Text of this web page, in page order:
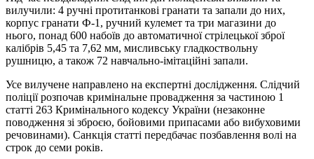
вилучили: 4 ручні протитанкові гранати та запали до них,
корпус гранати Ф-1, ручний кулемет та три магазини до
нього, понад 600 набоїв до автоматичної стрілецької зброї
калібрів 5,45 та 7,62 мм, мисливську гладкоствольну
рушницю, а також 72 навчально-імітаційні запали.
Усе вилучене направлено на експертні дослідження. Слідчий
поліції розпочав кримінальне провадження за частиною 1
статті 263 Кримінального кодексу України (незаконне
поводження зі зброєю, бойовими припасами або вибуховими
речовинами). Санкція статті передбачає позбавлення волі на
строк до семи років.